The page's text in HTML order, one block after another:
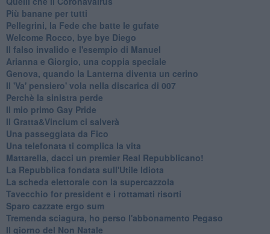
Più banane per tutti
Pellegrini, la Fede che batte le gufate
Welcome Rocco, bye bye Diego
Il falso invalido e l'esempio di Manuel
Arianna e Giorgio, una coppia speciale
Genova, quando la Lanterna diventa un cerino
Il 'Va' pensiero' vola nella discarica di 007
Perchè la sinistra perde
Il mio primo Gay Pride
Il Gratta&Vincium ci salverà
Una passeggiata da Fico
Una telefonata ti complica la vita
Mattarella, dacci un premier Real Repubblicano!
La Repubblica fondata sull'Utile Idiota
La scheda elettorale con la supercazzola
Tavecchio for president e i rottamati risorti
Sparo cazzate ergo sum
Tremenda sciagura, ho perso l'abbonamento Pegaso
Il giorno del Non Natale